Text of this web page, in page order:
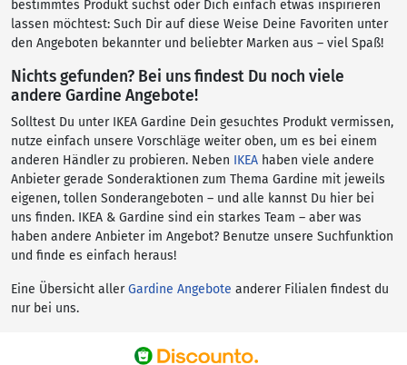
bestimmtes Produkt suchst oder Dich einfach etwas inspirieren
lassen möchtest: Such Dir auf diese Weise Deine Favoriten unter
den Angeboten bekannter und beliebter Marken aus – viel Spaß!
Nichts gefunden? Bei uns findest Du noch viele
andere Gardine Angebote!
Solltest Du unter IKEA Gardine Dein gesuchtes Produkt vermissen,
nutze einfach unsere Vorschläge weiter oben, um es bei einem
anderen Händler zu probieren. Neben IKEA haben viele andere
Anbieter gerade Sonderaktionen zum Thema Gardine mit jeweils
eigenen, tollen Sonderangeboten – und alle kannst Du hier bei
uns finden. IKEA & Gardine sind ein starkes Team – aber was
haben andere Anbieter im Angebot? Benutze unsere Suchfunktion
und finde es einfach heraus!
Eine Übersicht allerGardine Angebote anderer Filialen findest du
nur bei uns.